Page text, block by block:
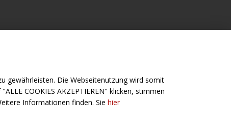
Folge uns
gewährleisten. Die Webseitenutzung wird somit
COOKIES AKZEPTIEREN" klicken, stimmen
Informationen finden. Sie hier